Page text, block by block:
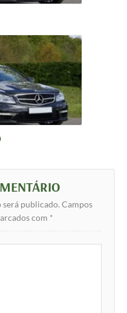
será publicado. Campos
com *